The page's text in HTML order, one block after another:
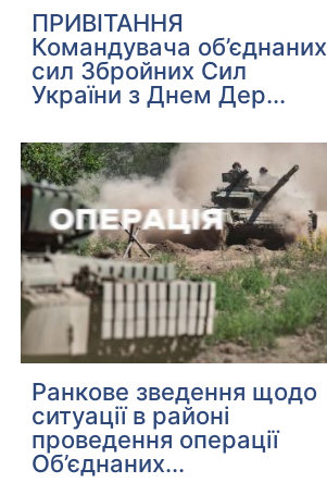
ПРИВІТАННЯ
Командувача об’єднаних
сил Збройних Сил
України з Днем Дер...
Ранкове зведення щодо
ситуації в районі
проведення операції
Об’єднаних...